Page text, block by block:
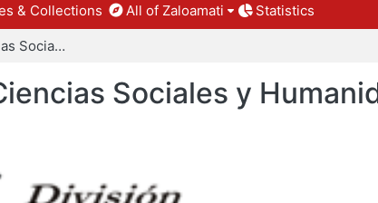
& Collections All of Zaloamati Statistics
División de Ciencias Sociales y Humanidades
Sociales y